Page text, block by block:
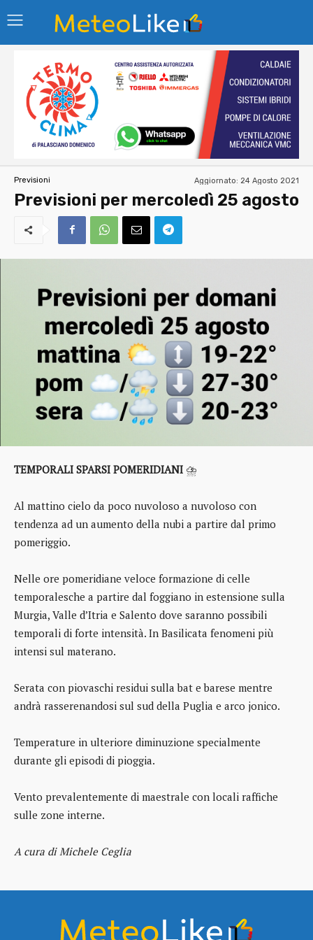
Previsioni Aggiornato: 24 Agosto 2021
Previsioni per mercoledì 25 agosto
TEMPORALI SPARSI POMERIDIANI ⛈️
Al mattino cielo da poco nuvoloso a nuvoloso con
tendenza ad un aumento della nubi a partire dal primo
pomeriggio.
Nelle ore pomeridiane veloce formazione di celle
temporalesche a partire dal foggiano in estensione sulla
Murgia, Valle d’Itria e Salento dove saranno possibili
temporali di forte intensità. In Basilicata fenomeni più
intensi sul materano.
Serata con piovaschi residui sulla bat e barese mentre
andrà rasserenandosi sul sud della Puglia e arco jonico.
Temperature in ulteriore diminuzione specialmente
durante gli episodi di pioggia.
Vento prevalentemente di maestrale con locali raffiche
sulle zone interne.
A cura di Michele Ceglia